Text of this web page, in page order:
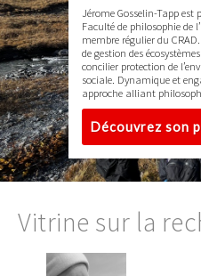
Jérome Gosselin-Tapp
Faculté de philosophie de
membre régulier du
de gestion des
concilier protection de
sociale. Dynamique et
approche alliant
Découvrez son
Vitrine sur la